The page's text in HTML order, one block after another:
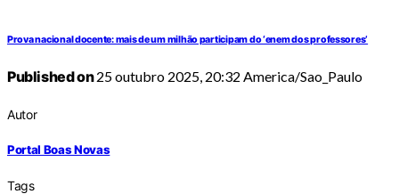
Prova nacional docente: mais de um milhão participam do ‘enem dos professores’
Published on25 outubro 2025, 20:32 America/Sao_Paulo
Autor
Portal Boas Novas
Tags